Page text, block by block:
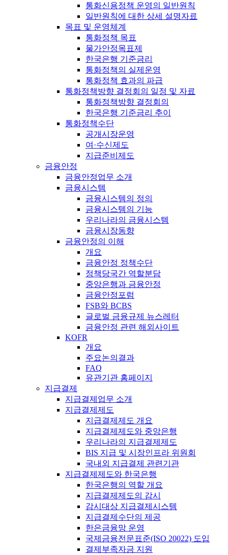
통화신용정책 운영의 일반원칙
일반원칙에 대한 상세 설명자료
목표 및 운영체계
통화정책 목표
물가안정목표제
한국은행 기준금리
통화정책의 실제운영
통화정책 효과의 파급
통화정책방향 결정회의 일정 및 자료
통화정책방향 결정회의
한국은행 기준금리 추이
통화정책수단
공개시장운영
여·수신제도
지급준비제도
금융안정
금융안정업무 소개
금융시스템
금융시스템의 정의
금융시스템의 기능
우리나라의 금융시스템
금융시장동향
금융안정의 이해
개요
금융안정 정책수단
정책당국간 역할분담
중앙은행과 금융안정
금융안정포럼
FSB와 BCBS
글로벌 금융규제 뉴스레터
금융안정 관련 해외사이트
KOFR
개요
주요논의결과
FAQ
유관기관 홈페이지
지급결제
지급결제업무 소개
지급결제제도
지급결제제도 개요
지급결제제도와 중앙은행
우리나라의 지급결제제도
BIS 지급 및 시장인프라 위원회
국내외 지급결제 관련기관
지급결제제도와 한국은행
한국은행의 역할 개요
지급결제제도의 감시
감시대상 지급결제시스템
지급결제수단의 제공
한은금융망 운영
국제금융전문표준(ISO 20022) 도입
결제부족자금 지원